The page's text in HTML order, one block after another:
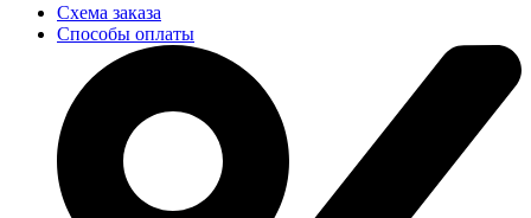
Схема заказа
Способы оплаты